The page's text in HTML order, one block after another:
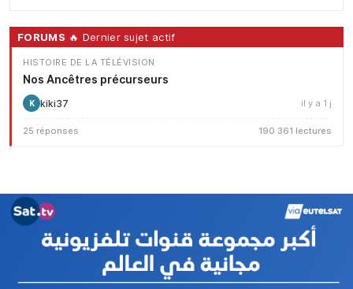
FORUMS 🔥 Dernier sujet actif
HISTOIRE DE LA TÉLÉVISION
Nos Ancêtres précurseurs
K kiki37 il y a 1 j
25 réponses 190 361 lectures